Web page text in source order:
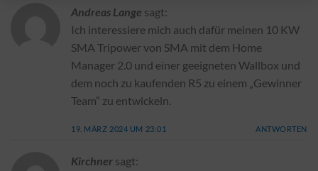
Andreas Lange sagt:
Ich interessiere mich auch dafür meinen 10 KW
SMA Tripower von SMA mit dem Home
Manager 2.0 und einer geeigneten Wallbox und
dem noch zu kaufenden R5 zu einem „Gewinner
Team“ zu entwickeln.
19. MÄRZ 2024 UM 23:01 ANTWORTEN
Kirchner sagt: